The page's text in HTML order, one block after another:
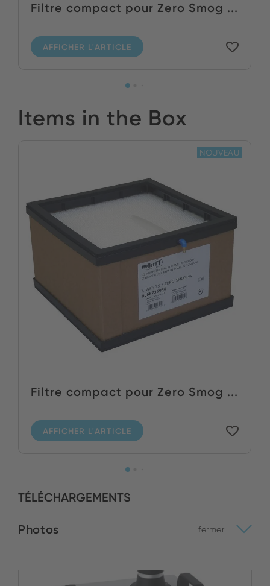
Filtre compact pour Zero Smog ...
AFFICHER L'ARTICLE
Items in the Box
Filtre compact pour Zero Smog ...
AFFICHER L'ARTICLE
NOUVEAU
TÉLÉCHARGEMENTS
Photos fermer